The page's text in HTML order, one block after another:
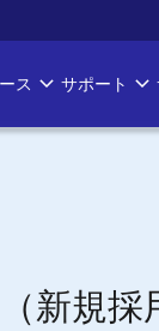
ス サポート
新規採